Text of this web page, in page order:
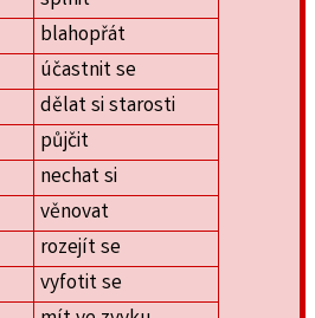
blahopřát
účastnit se
dělat si starosti
půjčit
nechat si
věnovat
rozejít se
vyfotit se